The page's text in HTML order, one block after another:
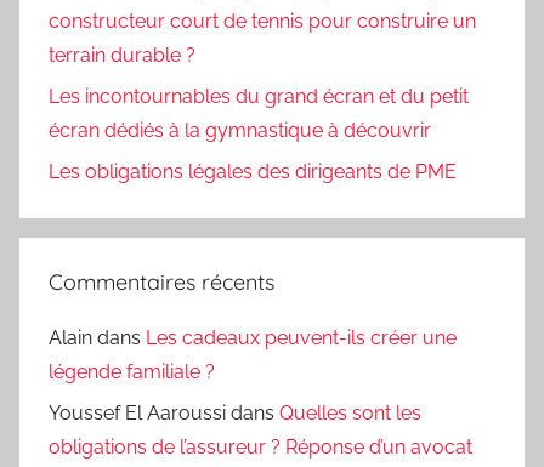
constructeur court de tennis pour construire un
terrain durable ?
Les incontournables du grand écran et du petit
écran dédiés à la gymnastique à découvrir
Les obligations légales des dirigeants de PME
Commentaires récents
Alain dans Les cadeaux peuvent-ils créer une
légende familiale ?
Youssef El Aaroussi dans Quelles sont les
obligations de l’assureur ? Réponse d’un avocat